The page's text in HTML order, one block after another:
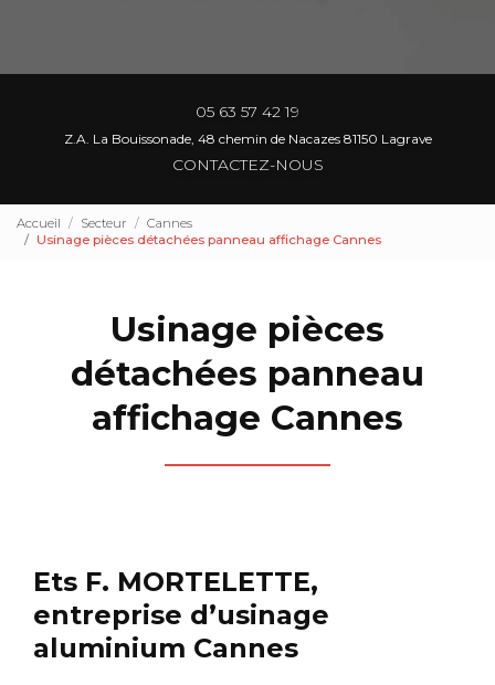
05 63 57 42 19
Z.A. La Bouissonade, 48 chemin de Nacazes 81150 Lagrave
CONTACTEZ-NOUS
Accueil Secteur
Cannes
Usinage pièces détachées panneau affichage Cannes
Usinage pièces
détachées panneau
affichage Cannes
Ets F. MORTELETTE,
entreprise d’usinage
aluminium Cannes